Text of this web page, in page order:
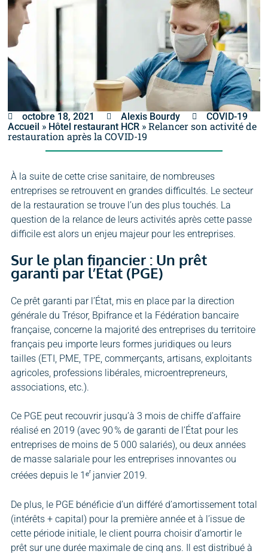
octobre 18, 2021 Alexis Bourdy
COVID-19
Accueil » Hôtel restaurant HCR »Relancer son activité de
restauration après la COVID-19
À la suite de cette crise sanitaire, de nombreuses
entreprises se retrouvent en grandes difficultés. Le secteur
de la restauration se trouve l’un des plus touchés. La
question de la relance de leurs activités après cette passe
difficile est alors un enjeu majeur pour les entreprises.
Sur le plan financier : Un prêt
garanti par l’État (PGE)
Ce prêt garanti par l’État, mis en place par la direction
générale du Trésor, Bpifrance et la Fédération bancaire
française, concerne la majorité des entreprises du territoire
français peu importe leurs formes juridiques ou leurs
tailles (ETI, PME, TPE, commerçants, artisans, exploitants
agricoles, professions libérales, microentrepreneurs,
associations, etc.).
Ce PGE peut recouvrir jusqu’à 3 mois de chiffe d’affaire
réalisé en 2019 (avec 90 % de garanti de l’État pour les
entreprises de moins de 5 000 salariés), ou deux années
de masse salariale pour les entreprises innovantes ou
créées depuis le 1ᵉʳ janvier 2019.
De plus, le PGE bénéficie d’un différé d’amortissement total
(intérêts + capital) pour la première année et à l’issue de
cette période initiale, le client pourra choisir d’amortir le
prêt sur une durée maximale de cinq ans. Il est distribué à